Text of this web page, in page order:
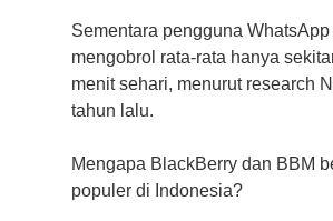
Sementara pengguna
mengobrol rata-rata hanya
menit sehari, menurut research
tahun lalu.
Mengapa BlackBerry dan BBM
populer di Indonesia?